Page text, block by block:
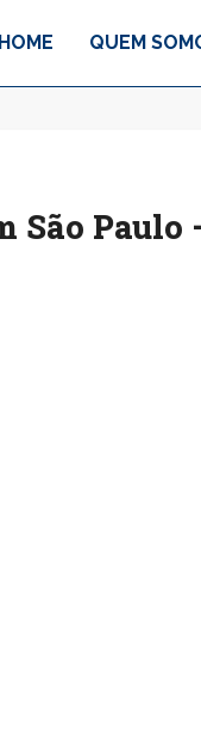
HOME QUEM
São Paulo